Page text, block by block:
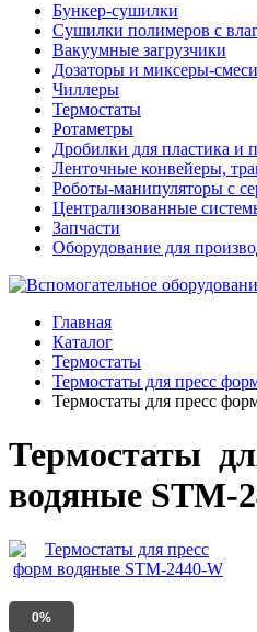
Бункер-сушилки
Сушилки полимеров с
Вакуумные загрузчики
Дозаторы и миксеры-
Чиллеры
Термостаты
Ротаметры
Дробилки для пластика и
Ленточные конвейеры,
Роботы-манипуляторы с
Централизованные
Запчасти
Оборудование для
Главная
Каталог
Термостаты
Термостаты для пресс
Термостаты для пресс
Термостаты
водяные STM-
0%